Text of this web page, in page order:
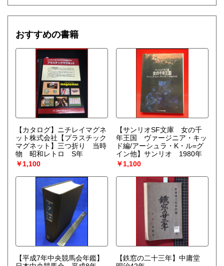
おすすめの書籍
【カタログ】ニチレイマグネ
ット株式会社【プラスチック
マグネット】三つ折り 当時
物 昭和レトロ S年
￥1,100
【サンリオSF文庫 女の千
年王国 ヴァージニア・キッ
ド編/アーシュラ・K・ル=グ
イン他】サンリオ 1980年
￥1,100
【平成7年中央競馬会年鑑】
【鉄窓の二十三年】中庸堂